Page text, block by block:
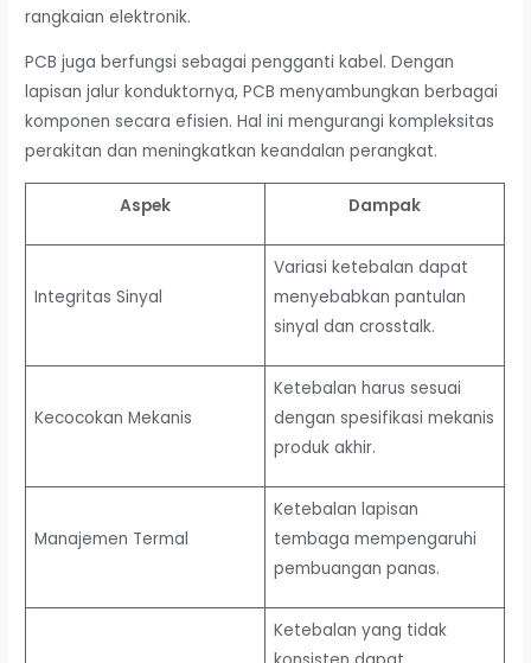
rangkaian elektronik.
PCB juga berfungsi sebagai pengganti kabel. Dengan
lapisan jalur konduktornya, PCB menyambungkan berbagai
komponen secara efisien. Hal ini mengurangi kompleksitas
perakitan dan meningkatkan keandalan perangkat.
Aspek Dampak
Integritas Sinyal
Variasi ketebalan dapat
menyebabkan pantulan
sinyal dan crosstalk.
Kecocokan Mekanis
Ketebalan harus sesuai
dengan spesifikasi mekanis
produk akhir.
Manajemen Termal
Ketebalan lapisan
tembaga mempengaruhi
pembuangan panas.
Ketebalan yang tidak